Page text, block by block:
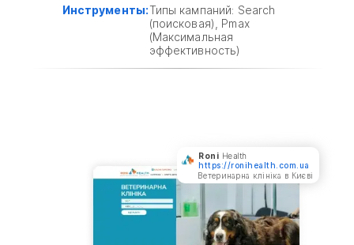
Инструменты:Типы кампаний: Search
(поисковая), Pmax
(Максимальная
эффективность)
Roni Health
https://ronihealth.com.ua
Ветеринарна клініка в Києві